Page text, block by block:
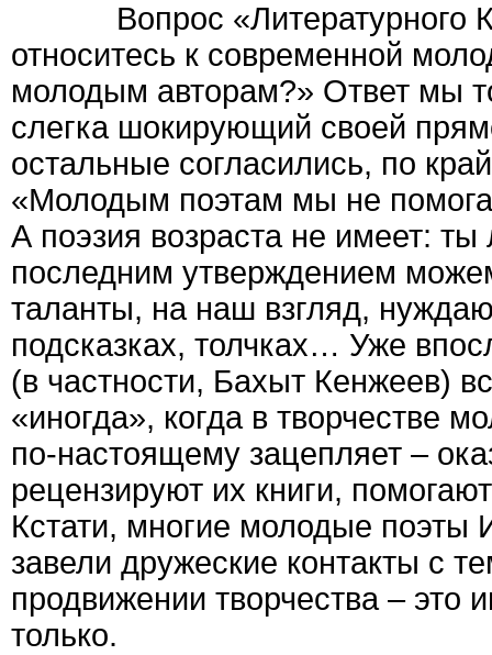
Вопрос «Литературного
относитесь к современной
молодым авторам?» Ответ мы
слегка шокирующий своей
остальные согласились, по
«Молодым поэтам мы не
А поэзия возраста не имеет:
последним утверждением
таланты, на наш взгляд,
подсказках, толчках… Уже
(в частности, Бахыт Кенжеев)
«иногда», когда в творчестве
по-настоящему зацепляет –
рецензируют их книги,
Кстати, многие молодые поэты
завели дружеские контакты с
продвижении творчества – это
только.